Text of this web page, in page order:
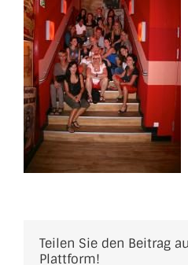
Teilen Sie den Beitrag
Plattform!